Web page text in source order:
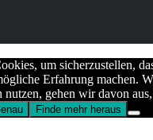
um sicherzustellen,
Erfahrung machen.
gehen wir davon
Finde mehr heraus